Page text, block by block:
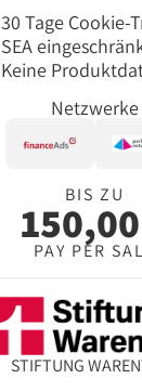
30 Tage Cookie-
SEA
Keine
Netzwerke
BIS ZU
PAY PER
STIFTUNG